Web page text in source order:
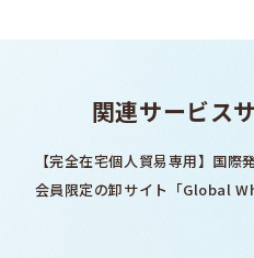
関連サービス
【完全在宅個人貿易専用】国際
会員限定の卸サイト「Global